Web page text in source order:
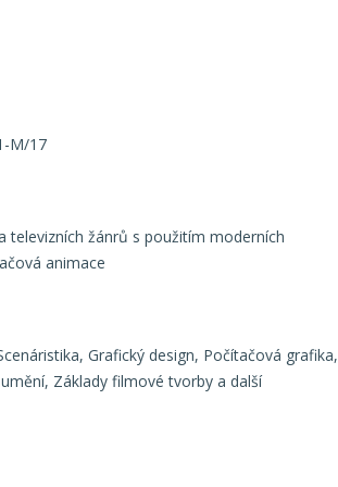
M/17
televizních žánrů s použitím moderních
animace
Grafický design, Počítačová grafika,
Základy filmové tvorby a další